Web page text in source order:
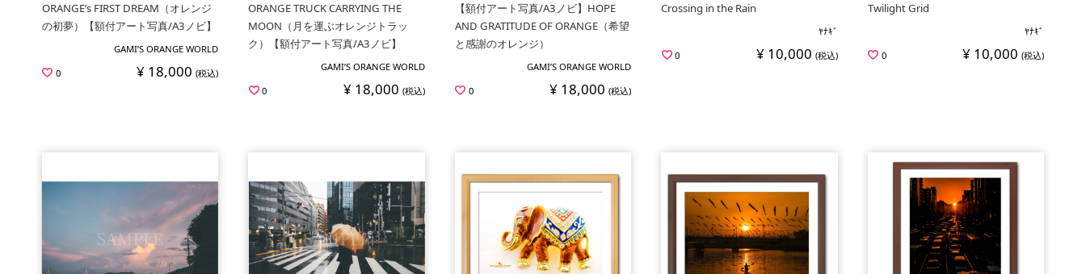
ORANGE’s FIRST DREAM（オレンジ
の初夢）【額付アート写真/A3ノビ】
GAMI’S ORANGE WORLD
0
¥ 18,000(税込)
ORANGE TRUCK CARRYING THE
MOON（月を運ぶオレンジトラッ
ク）【額付アート写真/A3ノビ】
GAMI’S ORANGE WORLD
0
¥ 18,000 (税込)
【額付アート写真/A3ノビ】HOPE
AND GRATITUDE OF ORANGE（希望
と感謝のオレンジ）
GAMI’S ORANGE WORLD
0
¥ 18,000(税込)
Crossing in the Rain
ﾔﾅｷﾞ
0
¥ 10,000 (税込)
Twilight Grid
ﾔﾅｷﾞ
0
¥ 10,000 (税込)